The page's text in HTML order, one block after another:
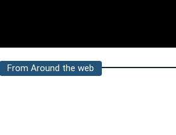
From Around the web